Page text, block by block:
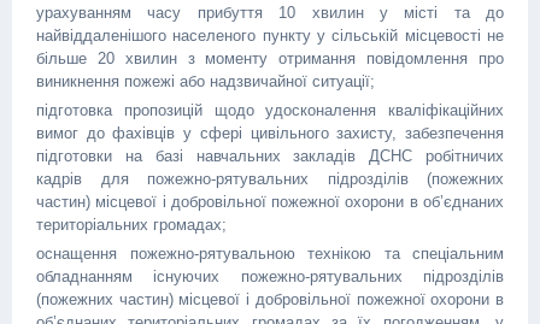
урахуванням часу прибуття 10 хвилин у місті та до
найвіддаленішого населеного пункту у сільській місцевості не
більше 20 хвилин з моменту отримання повідомлення про
виникнення пожежі або надзвичайної ситуації;
підготовка пропозицій щодо удосконалення кваліфікаційних
вимог до фахівців у сфері цивільного захисту, забезпечення
підготовки на базі навчальних закладів ДСНС робітничих
кадрів для пожежно-рятувальних підрозділів (пожежних
частин) місцевої і добровільної пожежної охорони в об’єднаних
територіальних громадах;
оснащення пожежно-рятувальною технікою та спеціальним
обладнанням існуючих пожежно-рятувальних підрозділів
(пожежних частин) місцевої і добровільної пожежної охорони в